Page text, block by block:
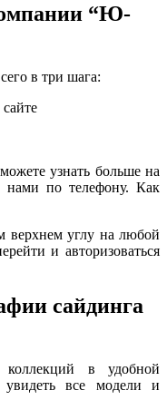
“Ю-
в три шага:
узнать больше на
нами по телефону. Как
верхнем углу на любой
и авторизоваться
сайдинга
в удобной
все модели и